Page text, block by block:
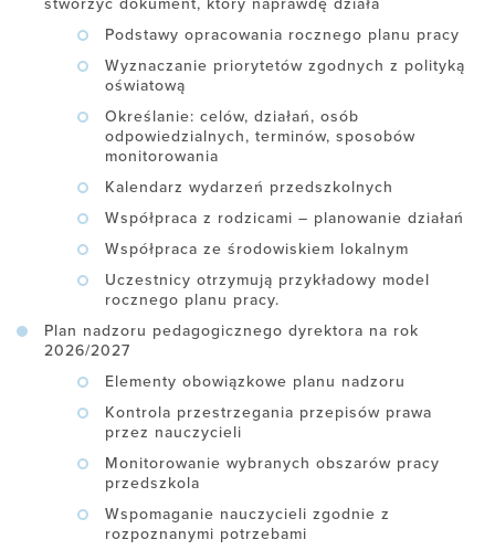
stworzyć dokument, który naprawdę działa
Podstawy opracowania rocznego planu pracy
Wyznaczanie priorytetów zgodnych z polityką
oświatową
Określanie: celów, działań, osób
odpowiedzialnych, terminów, sposobów
monitorowania
Kalendarz wydarzeń przedszkolnych
Współpraca z rodzicami – planowanie działań
Współpraca ze środowiskiem lokalnym
Uczestnicy otrzymują przykładowy model
rocznego planu pracy.
Plan nadzoru pedagogicznego dyrektora na rok
2026/2027
Elementy obowiązkowe planu nadzoru
Kontrola przestrzegania przepisów prawa
przez nauczycieli
Monitorowanie wybranych obszarów pracy
przedszkola
Wspomaganie nauczycieli zgodnie z
rozpoznanymi potrzebami